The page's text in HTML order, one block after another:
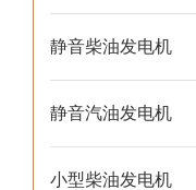
静音柴油发电机
静音汽油发电机
小型柴油发电机